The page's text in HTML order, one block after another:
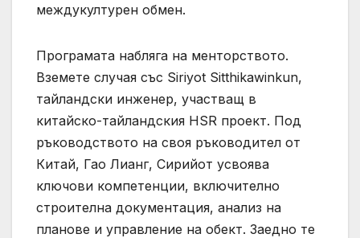
междукултурен обмен.
Програмата набляга на менторството.
Вземете случая със Siriyot Sitthikawinkun,
тайландски инженер, участващ в
китайско-тайландския HSR проект. Под
ръководството на своя ръководител от
Китай, Гао Лианг, Сирийот усвоява
ключови компетенции, включително
строителна документация, анализ на
планове и управление на обект. Заедно те